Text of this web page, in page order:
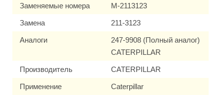
Заменяемые номера M-2113123
Замена 211-3123
Аналоги
247-9908 (Полный аналог)
CATERPILLAR
Производитель CATERPILLAR
Применение Caterpillar